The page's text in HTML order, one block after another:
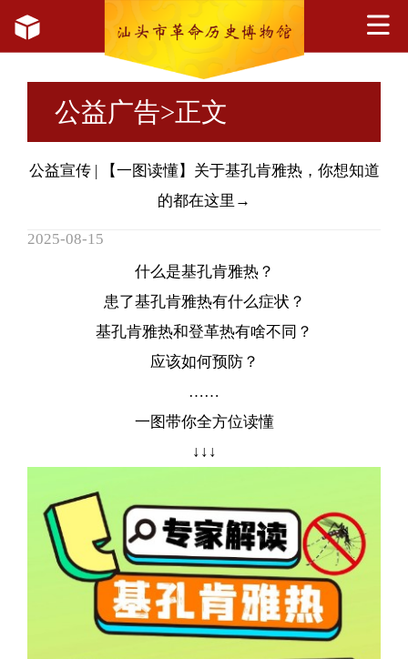
公益广告>正文
公益宣传 | 【一图读懂】关于基孔肯雅热，你想知道
的都在这里→
2025-08-15
什么是基孔肯雅热？
患了基孔肯雅热有什么症状？
基孔肯雅热和登革热有啥不同？
应该如何预防？
……
一图带你全方位读懂
↓↓↓